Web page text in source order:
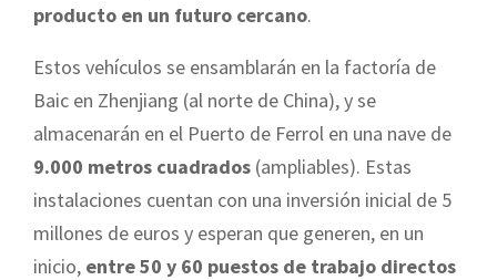
producto en un futuro cercano.
Estos vehículos se ensamblarán en la factoría de
Baic en Zhenjiang (al norte de China), y se
almacenarán en el Puerto de Ferrol en una nave de
9.000 metros cuadrados (ampliables). Estas
instalaciones cuentan con una inversión inicial de 5
millones de euros y esperan que generen, en un
inicio, entre 50 y 60 puestos de trabajo directos